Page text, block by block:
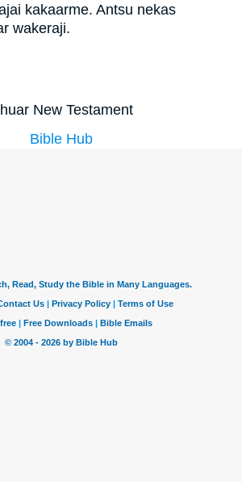
kakaarme. Antsu nekas
wakeraji.
New Testament
Bible Hub